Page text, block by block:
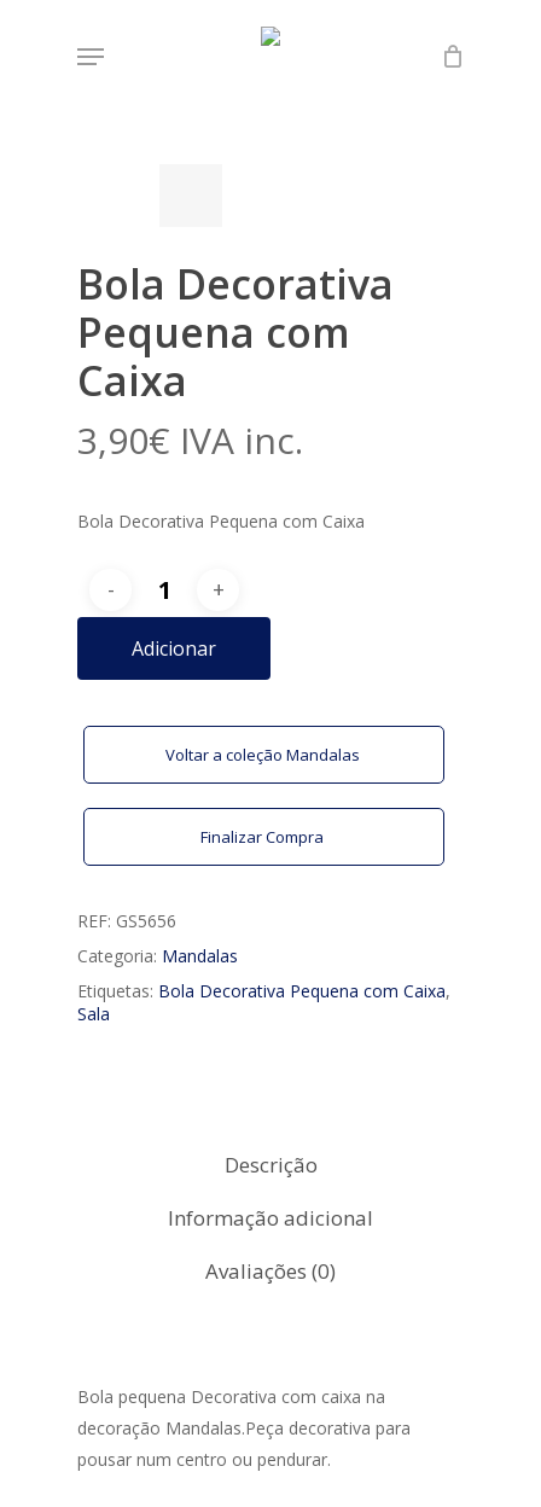
Menu
Início
Bola Decorativa
Pequena com
Caixa
3,90€ IVA inc.
Bola Decorativa Pequena com Caixa
Adicionar
Voltar a coleção Mandalas
Finalizar Compra
REF: GS5656
Categoria: Mandalas
Etiquetas: Bola Decorativa Pequena com Caixa,
Sala
Descrição
Informação adicional
Avaliações (0)
Bola pequena Decorativa com caixa na
decoração Mandalas.Peça decorativa para
pousar num centro ou pendurar.